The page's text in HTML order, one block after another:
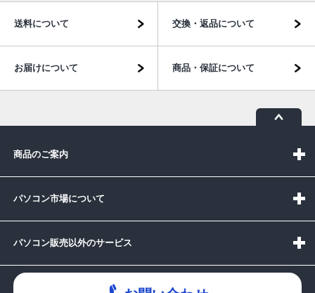
送料について 交換・返品について
お届けについて 商品・保証について
商品のご案内
パソコン市場について
パソコン販売以外のサービス